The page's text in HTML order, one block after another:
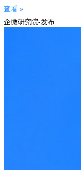
查看 »
企微研究院-发布